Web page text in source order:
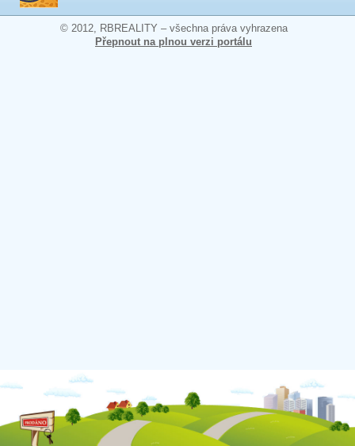
© 2012, RBREALITY – všechna práva vyhrazena
Přepnout na plnou verzi portálu